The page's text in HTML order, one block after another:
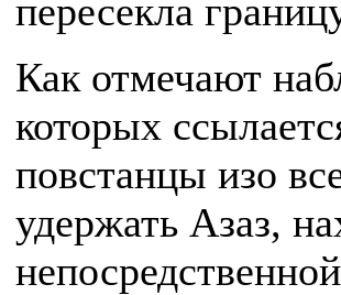
пересекла
Как отмечают
которых
повстанцы изо
удержать Азаз,